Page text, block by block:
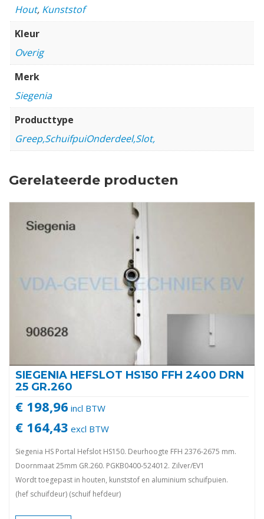
Hout, Kunststof
Kleur
Overig
Merk
Siegenia
Producttype
Greep,SchuifpuiOnderdeel,Slot,
Gerelateerde producten
SIEGENIA HEFSLOT HS150 FFH 2400 DRN
25 GR.260
€ 198,96 incl BTW
€ 164,43 excl BTW
Siegenia HS Portal Hefslot HS150. Deurhoogte FFH 2376-2675 mm.
Doornmaat 25mm GR.260. PGKB0400-524012. Zilver/EV1
Wordt toegepast in houten, kunststof en aluminium schuifpuien.
(hef schuifdeur) (schuif hefdeur)